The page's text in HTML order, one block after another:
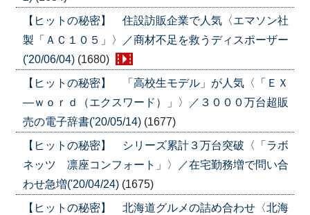
【ヒットの秘密】 住設訪販企業で人気〈エマソン社
製「ＡＣ１０５」〉／商材不足を救うディスポーザー
('20/06/04) (1680)
【ヒットの秘密】 「高校生モデル」が人気〈「ＥＸ
―ｗｏｒｄ（エクスワード）」〉／３０００万台超販
売の電子辞書('20/05/14) (1677)
【ヒットの秘密】 シリーズ累計３万台突破〈「ラボ
ネッツ 凛座コンフォート」〉／在宅勤務増で問い合
わせ急増('20/04/24) (1675)
【ヒットの秘密】 北海道グルメの詰め合わせ〈北海